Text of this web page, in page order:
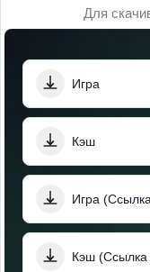
Для
Игра
Кэш
Игра
Кэш (Ссылка